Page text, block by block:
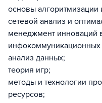
основы
сетевой анализ и
менеджмент инноваций
инфокоммуникационных
анализ данных;
теория игр;
методы и технологии
ресурсов;